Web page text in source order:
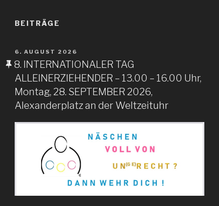
BEITRÄGE
VERÖFFENTLICHT
AM
6. AUGUST 2026
8. INTERNATIONALER TAG
ALLEINERZIEHENDER – 13.00 – 16.00 Uhr,
Montag, 28. SEPTEMBER 2026,
Alexanderplatz an der Weltzeituhr